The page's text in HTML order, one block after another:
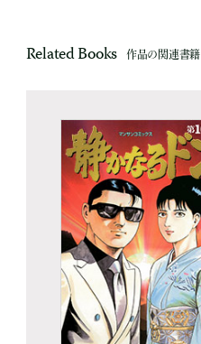
Related Books 作品の関連書籍